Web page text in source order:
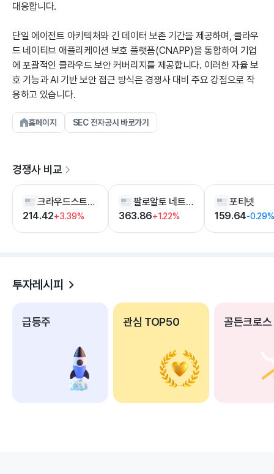
대응합니다.
단일 에이전트 아키텍처와 긴 데이터 보존 기간을 제공하며, 클라우
드 네이티브 애플리케이션 보호 플랫폼(CNAPP)을 통합하여 기업
에 포괄적인 클라우드 보안 커버리지를 제공합니다. 이러한 자율 보
호 기능과 AI 기반 보안 접근 방식은 경쟁사 대비 주요 강점으로 작
용하고 있습니다.
홈페이지 SEC 전자공시 바로가기
경쟁사 비교
크라우드스트라이크 홀딩스
214.42+3.39%
팔로알토 네트웍스
363.86+1.22%
포티넷
159.64-0.29%
투자레시피
급등주 관심 TOP50 골든크로스